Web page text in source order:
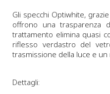
Gli specchi Optiwhite,
offrono una trasparenza
trattamento elimina quasi
riflesso verdastro del
trasmissione della luce e un
Dettagli: